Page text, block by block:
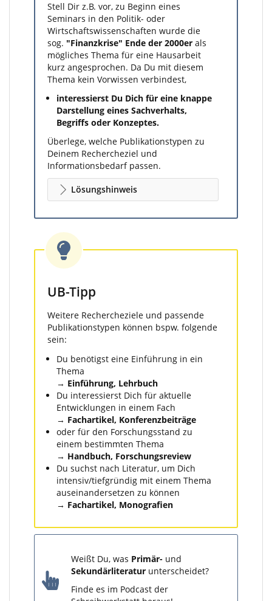
Stell Dir z.B. vor, zu Beginn eines
Seminars in den Politik- oder
Wirtschaftswissenschaften wurde die
sog. "Finanzkrise" Ende der 2000er als
mögliches Thema für eine Hausarbeit
kurz angesprochen. Da Du mit diesem
Thema kein Vorwissen verbindest,
interessierst Du Dich für eine knappe
Darstellung eines Sachverhalts,
Begriffs oder Konzeptes.
Überlege, welche Publikationstypen zu
Deinem Rechercheziel und
Informationsbedarf passen.
Lösungshinweis
UB-Tipp
Weitere Rechercheziele und passende
Publikationstypen können bspw. folgende
sein:
Du benötigst eine Einführung in ein
Thema
→ Einführung, Lehrbuch
Du interessierst Dich für aktuelle
Entwicklungen in einem Fach
→ Fachartikel, Konferenzbeiträge
oder für den Forschungsstand zu
einem bestimmten Thema
→ Handbuch, Forschungsreview
Du suchst nach Literatur, um Dich
intensiv/tiefgründig mit einem Thema
auseinandersetzen zu können
→ Fachartikel, Monografien
Weißt Du, was Primär- und
Sekundärliteratur unterscheidet?
Finde es im Podcast der